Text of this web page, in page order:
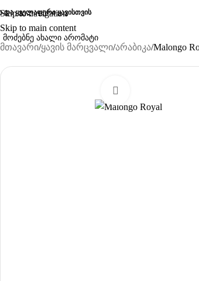
Skip to navigation
Skip to main content
და ყველაფერი ყავისთვის
მთავარი ყავის მარცვალი არაბიკა Malongo